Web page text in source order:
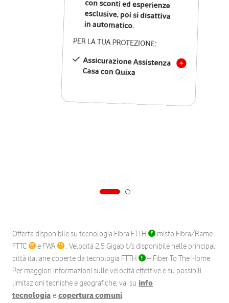
in automatico.
PER LA TUA PROTEZIONE:
Assicurazione Assistenza
Casa con Quixa
Offerta disponibile su tecnologia Fibra FTTH
misto Fibra/Rame
FTTC
e FWA
. Velocità 2,5 Gigabit/s disponibile nelle principali
città italiane coperte da tecnologia FTTH
– Fiber To The Home.
Per maggiori informazioni sulle velocità effettive e su possibili
limitazioni tecniche e geografiche, vai su info
tecnologia e copertura comuni.